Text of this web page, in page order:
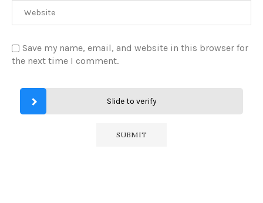
Save my name, email, and website in this browser for
the next time I comment.
Slide to verify